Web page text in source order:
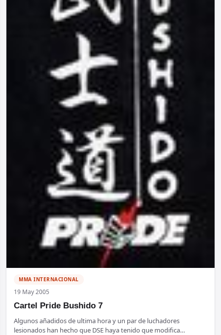
MMA INTERNACIONAL
19 May 2005
Cartel Pride Bushido 7
Algunos añadidos de ultima hora y un par de luchadores
lesionados han hecho que DSE haya tenido que modifica…